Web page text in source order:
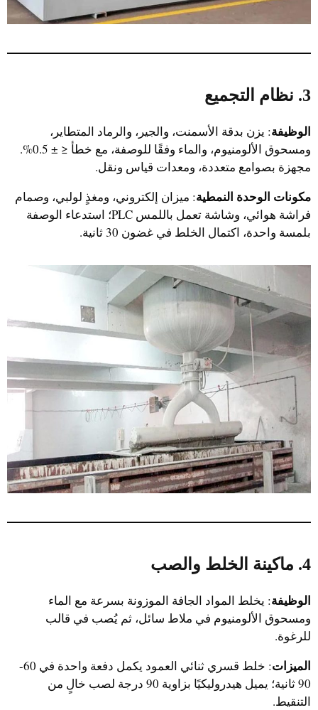
3. نظام التجميع
الوظيفة: يزن بدقة الأسمنت، والجير، والرماد المتطاير،
ومسحوق الألومنيوم، والماء وفقًا للوصفة، مع خطأ ≤ ± 0.5%.
مجهزة بصوامع متعددة، ومعدات قياس ونقل.
مكونات الوحدة النمطية: ميزان إلكتروني، ومغذٍ لولبي، وصمام
فراشة هوائي، وشاشة تعمل باللمس PLC؛ استدعاء الوصفة
بلمسة واحدة، اكتمال الخلط في غضون 30 ثانية.
4. ماكينة الخلط والصب
الوظيفة: يخلط المواد الجافة الموزونة بسرعة مع الماء
ومسحوق الألومنيوم في ملاط سائل، ثم يُصب في قالب
للرغوة.
الميزات
: خلط قسري ثنائي العمود يكمل دفعة واحدة في 60-
90 ثانية؛ يميل هيدروليكيًا بزاوية 90 درجة لصب خالٍ من
التنقيط.